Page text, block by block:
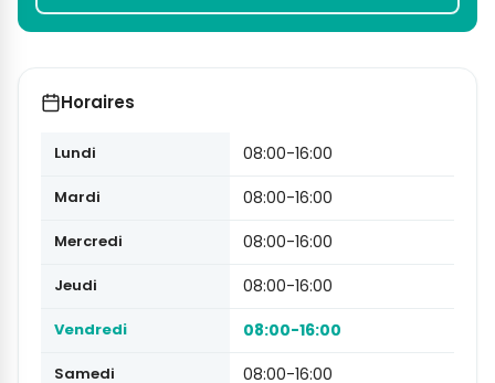
Horaires
Lundi 08:00-16:00
Mardi 08:00-16:00
Mercredi 08:00-16:00
Jeudi 08:00-16:00
Vendredi 08:00-16:00
Samedi 08:00-16:00